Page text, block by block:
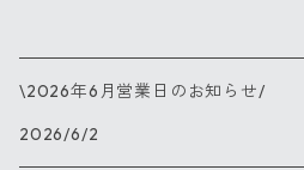
\2026年6月営業日のお知らせ/
2026/6/2